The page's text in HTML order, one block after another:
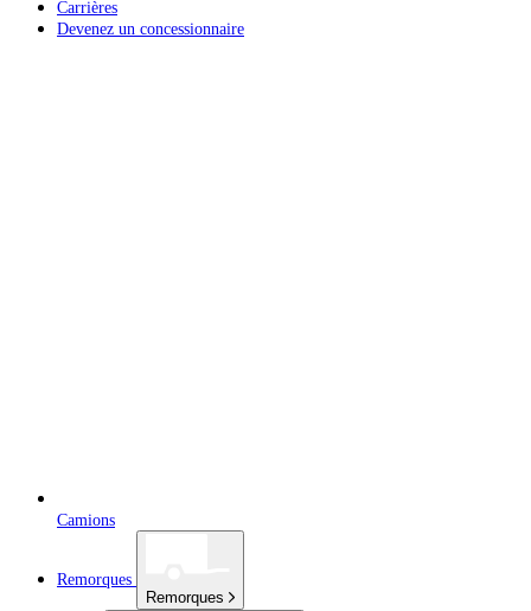
Carrières
Devenez un concessionnaire
Camions
Remorques
Remorques